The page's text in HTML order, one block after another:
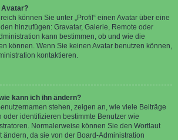
Avatar?
können Sie unter „Profil“ einen Avatar über eine
hinzufügen: Gravatar, Galerie, Remote oder
kann bestimmen, ob und wie die
können. Wenn Sie keinen Avatar benutzen können,
kontaktieren.
kann ich ihn ändern?
stehen, zeigen an, wie viele Beiträge
identifizieren bestimmte Benutzer wie
Normalerweise können Sie den Wortlaut
ändern, da sie von der Board-Administration